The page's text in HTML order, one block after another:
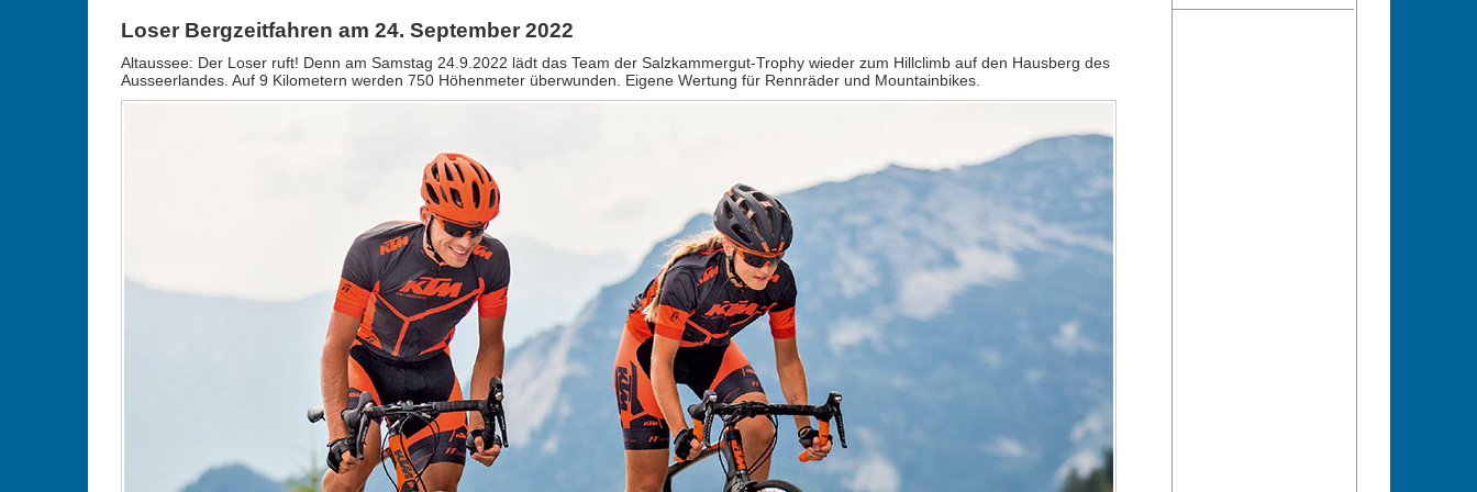
Loser Bergzeitfahren am 24. September 2022
Altaussee: Der Loser ruft! Denn am Samstag 24.9.2022 lädt das Team der Salzkammergut-Trophy wieder zum Hillclimb auf den Hausberg des
Ausseerlandes. Auf 9 Kilometern werden 750 Höhenmeter überwunden. Eigene Wertung für Rennräder und Mountainbikes.